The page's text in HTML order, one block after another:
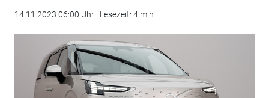
14.11.2023 06:00 Uhr | Lesezeit: 4 min